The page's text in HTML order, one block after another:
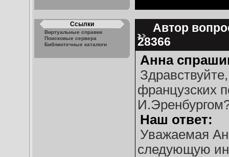
Ссылки
Виртуальные справки
Поисковые сервера
Библиотечные каталоги
Автор
28366
Анна
французских
Наш ответ:
Уважаемая
следующую